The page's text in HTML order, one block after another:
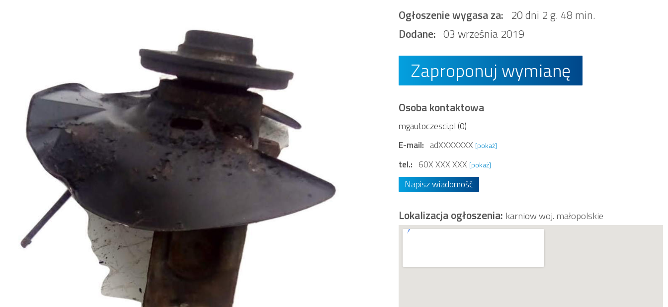
Ogłoszenie wygasa za: 20 dni 2 g. 48 min.
Dodane: 03 września 2019
Zaproponuj wymianę
Osoba kontaktowa
mgautoczesci.pl (0)
E-mail: adXXXXXXX [pokaż]
tel.: 60X XXX XXX [pokaż]
Napisz wiadomość
Lokalizacja ogłoszenia: karniow woj. małopolskie